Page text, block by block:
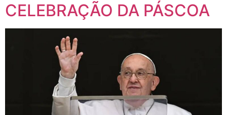
CELEBRAÇÃO DA PÁSCOA